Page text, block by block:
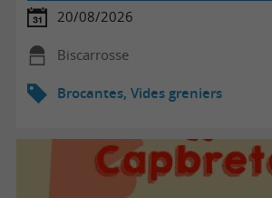
20/08/2026
Biscarrosse
Brocantes, Vides greniers